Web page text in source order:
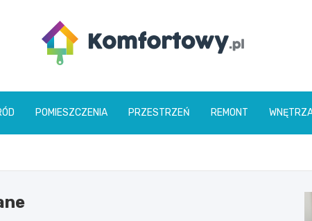
komfortowy.pl
POMIESZCZENIA PRZESTRZEŃ REMONT